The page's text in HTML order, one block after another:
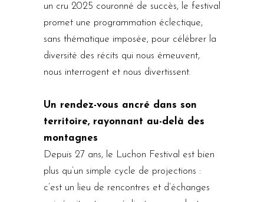
un cru 2025 couronné de succès, le festival
promet une programmation éclectique,
sans thématique imposée, pour célébrer la
diversité des récits qui nous émeuvent,
nous interrogent et nous divertissent.
Un rendez-vous ancré dans son
territoire, rayonnant au-delà des
montagnes
Depuis 27 ans, le Luchon Festival est bien
plus qu’un simple cycle de projections :
c’est un lieu de rencontres et d’échanges